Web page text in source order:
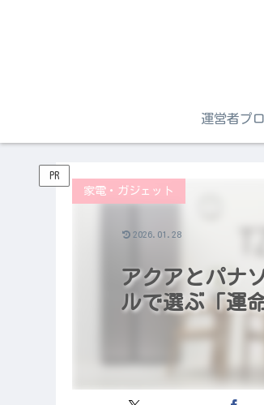
運営者プ
PR
アクアとパナ
ルで選ぶ「運
家電・ガジェット
2026.01.28